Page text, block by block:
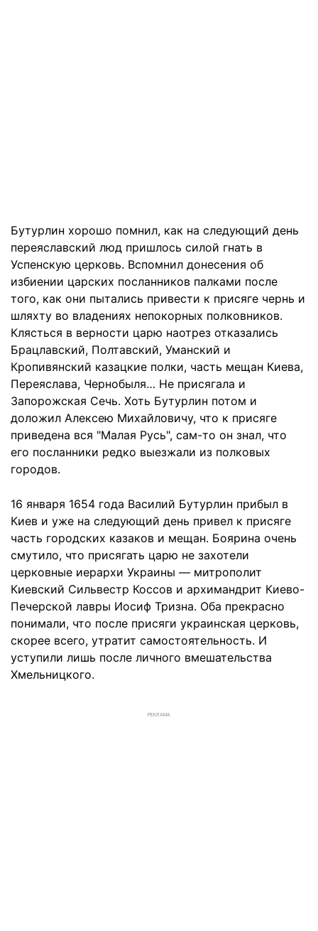
Бутурлин хорошо помнил, как на следующий день
переяславский люд пришлось силой гнать в
Успенскую церковь. Вспомнил донесения об
избиении царских посланников палками после
того, как они пытались привести к присяге чернь и
шляхту во владениях непокорных полковников.
Клясться в верности царю наотрез отказались
Брацлавский, Полтавский, Уманский и
Кропивянский казацкие полки, часть мещан Киева,
Переяслава, Чернобыля… Не присягала и
Запорожская Сечь. Хоть Бутурлин потом и
доложил Алексею Михайловичу, что к присяге
приведена вся "Малая Русь", сам-то он знал, что
его посланники редко выезжали из полковых
городов.
16 января 1654 года Василий Бутурлин прибыл в
Киев и уже на следующий день привел к присяге
часть городских казаков и мещан. Боярина очень
смутило, что присягать царю не захотели
церковные иерархи Украины — митрополит
Киевский Сильвестр Коссов и архимандрит Киево-
Печерской лавры Иосиф Тризна. Оба прекрасно
понимали, что после присяги украинская церковь,
скорее всего, утратит самостоятельность. И
уступили лишь после личного вмешательства
Хмельницкого.
РЕКЛАМА